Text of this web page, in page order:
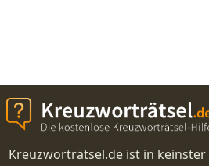
Kreuzworträtsel.de ist in keinster